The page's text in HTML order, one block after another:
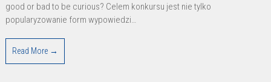
Is
it
good or bad to be curious? Celem konkursu jest nie tylko
popularyzowanie form wypowiedzi…
Read More →